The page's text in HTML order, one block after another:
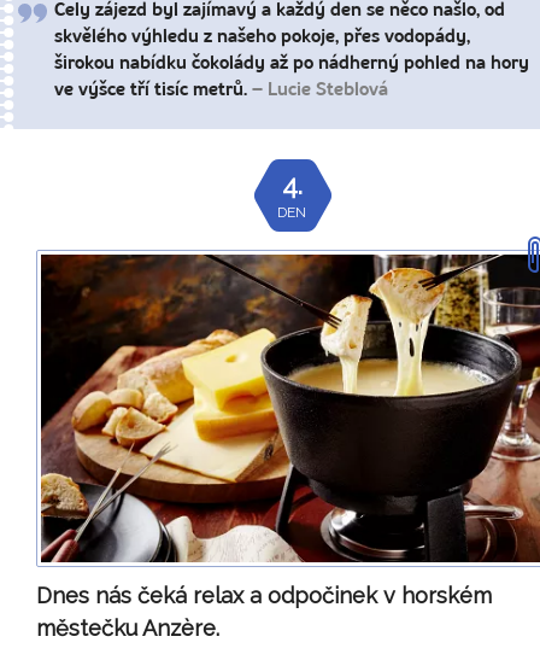
Cely zájezd byl zajímavý a každý den se něco našlo, od
skvělého výhledu z našeho pokoje, přes vodopády,
širokou nabídku čokolády až po nádherný pohled na hory
ve výšce tří tisíc metrů. – Lucie Steblová
4.
DEN
Dnes nás čeká relax a odpočinek v horském
městečku Anzère.